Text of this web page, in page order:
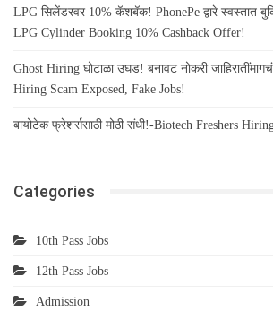
LPG सिलेंडरवर 10% कॅशबॅक! PhonePe द्वारे स्वस्तात
LPG Cylinder Booking 10% Cashback Offer!
Ghost Hiring घोटाळा उघड! बनावट नोकरी
Hiring Scam Exposed, Fake Jobs!
बायोटेक फ्रेशर्ससाठी मोठी संधी!-Biotech Freshers
Categories
10th Pass Jobs
12th Pass Jobs
Admission